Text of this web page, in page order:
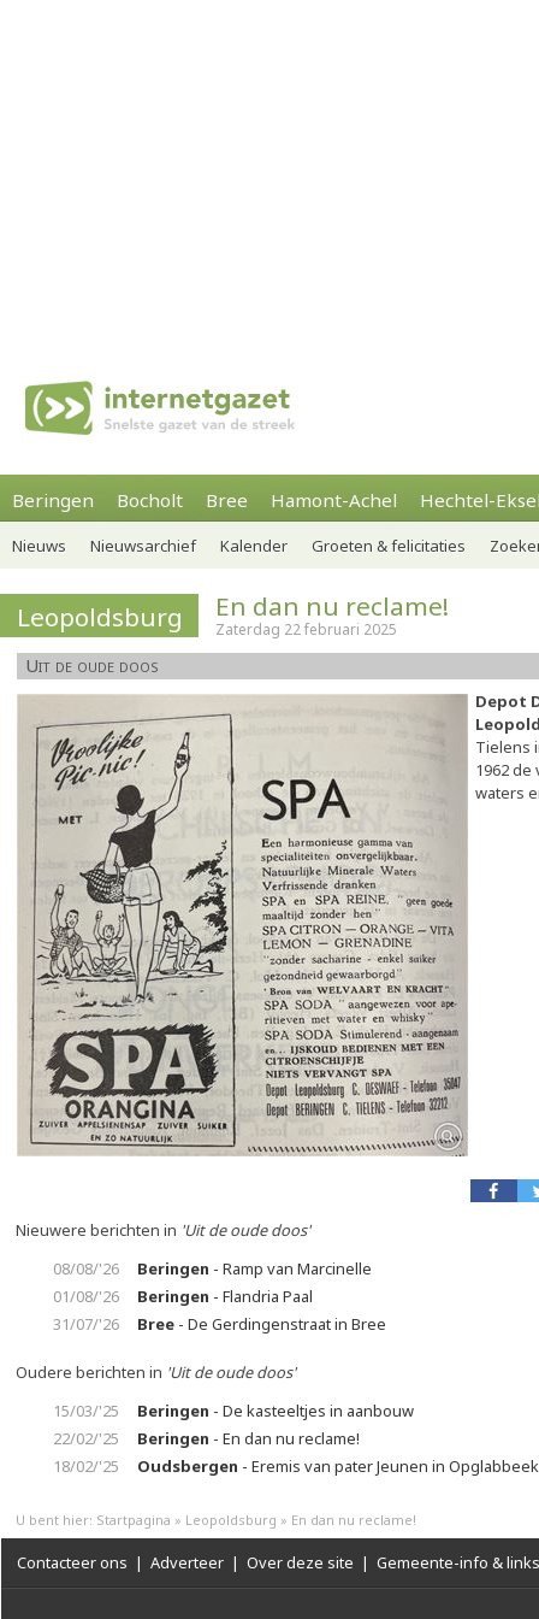
Beringen Bocholt Bree Hamont-Achel Hechtel-
Nieuws Nieuwsarchief Kalender Groeten & felicitaties
Leopoldsburg En dan nu reclame!
Zaterdag 22 februari 2025
Uit de oude doos
Depot
Tielens
1962 de
waters
Nieuwere berichten in 'Uit de oude doos'
08/08/'26
Beringen - Ramp van Marcinelle
01/08/'26
Beringen - Flandria Paal
31/07/'26
Bree - De Gerdingenstraat in Bree
Oudere berichten in 'Uit de oude doos'
15/03/'25
Beringen - De kasteeltjes in aanbouw
22/02/'25
Beringen - En dan nu reclame!
18/02/'25
Oudsbergen - Eremis van pater Jeunen in Opglabbeek
U bent hier: Startpagina » Leopoldsburg » En dan nu reclame!
Contacteer ons | Adverteer | Over deze site | Gemeente-info & links